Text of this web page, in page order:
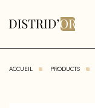
ACCUEIL PRODUCTS